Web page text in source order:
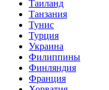
Таиланд
Танзания
Тунис
Турция
Украина
Филиппины
Финляндия
Франция